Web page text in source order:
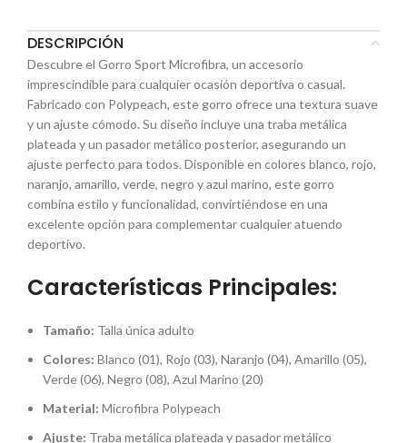
DESCRIPCIÓN
Descubre el Gorro Sport Microfibra, un accesorio
imprescindible para cualquier ocasión deportiva o casual.
Fabricado con Polypeach, este gorro ofrece una textura suave
y un ajuste cómodo. Su diseño incluye una traba metálica
plateada y un pasador metálico posterior, asegurando un
ajuste perfecto para todos. Disponible en colores blanco, rojo,
naranjo, amarillo, verde, negro y azul marino, este gorro
combina estilo y funcionalidad, convirtiéndose en una
excelente opción para complementar cualquier atuendo
deportivo.
Características Principales:
Tamaño: Talla única adulto
Colores: Blanco (01), Rojo (03), Naranjo (04), Amarillo (05),
Verde (06), Negro (08), Azul Marino (20)
Material: Microfibra Polypeach
Ajuste: Traba metálica plateada y pasador metálico